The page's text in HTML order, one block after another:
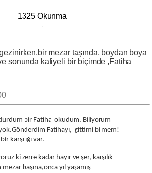
1325 Okunma
mezar taşında, boydan boya
sonunda kafiyeli bir biçimde ,Fatiha
bir Fatiha okudum. Biliyorum
Fatihayı, gittimi bilmem!
karşılığı var.
ki zerre kadar hayır ve şer, karşılık
başına,onca yıl yaşamış